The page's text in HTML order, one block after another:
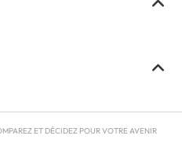
ET DÉCIDEZ POUR VOTRE AVENIR